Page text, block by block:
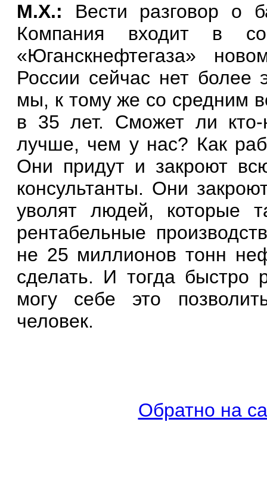
М.Х.: Вести разговор о
Компания входит в
«Юганскнефтегаза»
России сейчас нет более
мы, к тому же со средним
в 35 лет. Сможет ли кто-
лучше, чем у нас? Как
Они придут и закроют
консультанты. Они
уволят людей, которые
рентабельные
не 25 миллионов тонн
сделать. И тогда быстро
могу себе это
человек.
Обратно на